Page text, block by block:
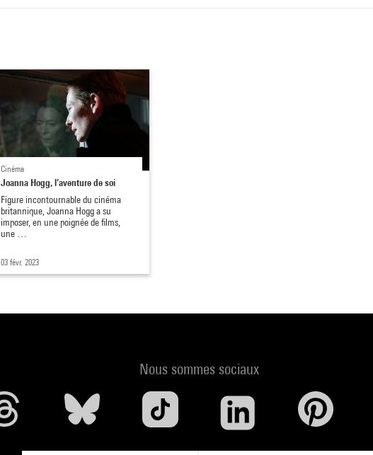
Cinéma
Joanna Hogg, l’aventure de soi
Figure incontournable du cinéma
britannique, Joanna Hogg a su
imposer, en une poignée de films,
une …
03 févr. 2023
Nous sommes sociaux